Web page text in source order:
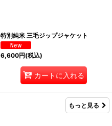
特別純米 三毛ジップジャケット
6,600円(税込)
カートに入れる
もっと見る